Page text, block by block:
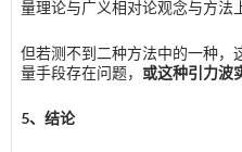
量理论与广义相对论观念与方法
但若测不到二种方法中的一种，
量手段存在问题， 或这种引力波
5、结论